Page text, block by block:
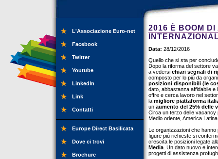
L'Associazione Euro-net
Facebook
Twitter
Youtube
LinkedIn
Link
Contatti
Europe Direct Basilicata
Dove ci trovi
Brochure
2016 È BOOM
Data: 28/12/2016
Quello che si sta per
Dopo la riforma del settore
a vedersi chiari segnali di
composto per lo più da
posizioni disponibili (le
dato, abbastanza affidabile
offre e cerca lavoro nel
la migliore piattaforma
un aumento del 25% delle
Circa un terzo delle vacancy
Medio oriente, America
Le organizzazioni che
figure più richieste si
crescita le posizioni legate
Media . Un dato nuovo e
progetti di assistenza